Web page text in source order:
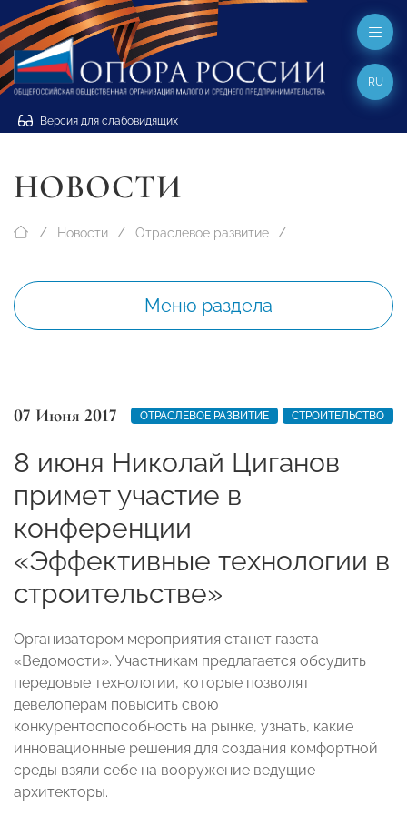
Версия для слабовидящих
RU
НОВОСТИ
Новости Отраслевое развитие
Меню раздела
07 Июня 2017 ОТРАСЛЕВОЕ РАЗВИТИЕ СТРОИТЕЛЬСТВО
8 июня Николай Циганов
примет участие в
конференции
«Эффективные технологии в
строительстве»
Организатором мероприятия станет газета
«Ведомости». Участникам предлагается обсудить
передовые технологии, которые позволят
девелоперам повысить свою
конкурентоспособность на рынке, узнать, какие
инновационные решения для создания комфортной
среды взяли себе на вооружение ведущие
архитекторы.